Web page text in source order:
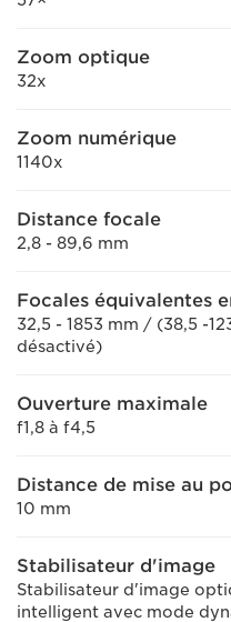
Zoom optique
32x
Zoom numérique
1140x
Distance focale
2,8 - 89,6 mm
Focales équivalentes
32,5 - 1853 mm / (38,5 -
désactivé)
Ouverture maximale
f1,8 à f4,5
Distance de mise au
10 mm
Stabilisateur d'image
Stabilisateur d'image
intelligent avec mode